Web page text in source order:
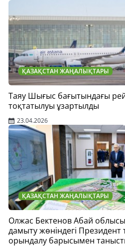
ҚАЗАҚСТАН ЖАҢАЛЫҚТАРЫ
Таяу Шығыс бағытындағы
тоқтатылуы ұзартылды
23.04.2026
ҚАЗАҚСТАН ЖАҢАЛЫҚТАРЫ
Олжас Бектенов Абай
дамыту жөніндегі
орындалу барысымен